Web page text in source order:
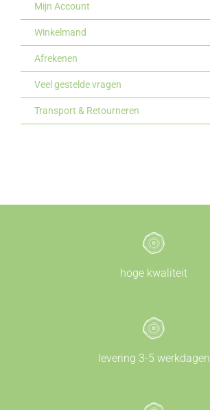
Mijn Account
Winkelmand
Afrekenen
Veel gestelde vragen
Transport & Retourneren
hoge kwaliteit
levering 3-5 werkdagen